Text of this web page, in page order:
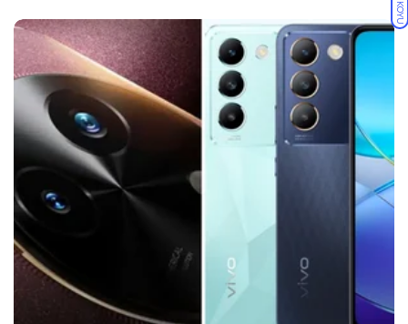
KOYU